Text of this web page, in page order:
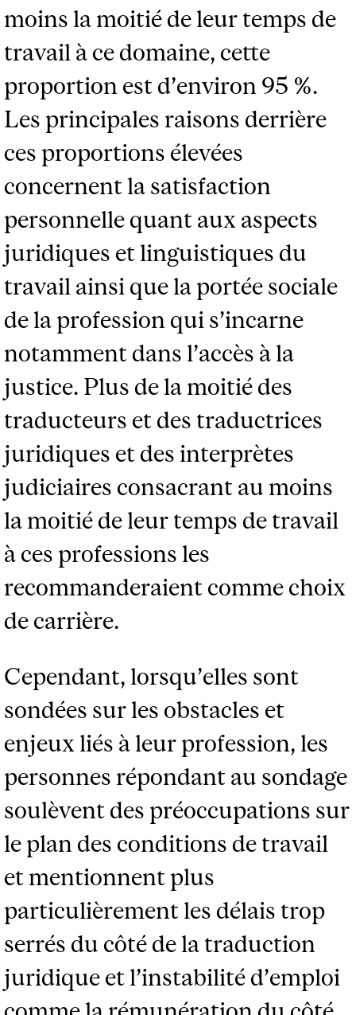
moins la moitié de leur temps de
travail à ce domaine, cette
proportion est d’environ 95 %.
Les principales raisons derrière
ces proportions élevées
concernent la satisfaction
personnelle quant aux aspects
juridiques et linguistiques du
travail ainsi que la portée sociale
de la profession qui s’incarne
notamment dans l’accès à la
justice. Plus de la moitié des
traducteurs et des traductrices
juridiques et des interprètes
judiciaires consacrant au moins
la moitié de leur temps de travail
à ces professions les
recommanderaient comme choix
de carrière.
Cependant, lorsqu’elles sont
sondées sur les obstacles et
enjeux liés à leur profession, les
personnes répondant au sondage
soulèvent des préoccupations sur
le plan des conditions de travail
et mentionnent plus
particulièrement les délais trop
serrés du côté de la traduction
juridique et l’instabilité d’emploi